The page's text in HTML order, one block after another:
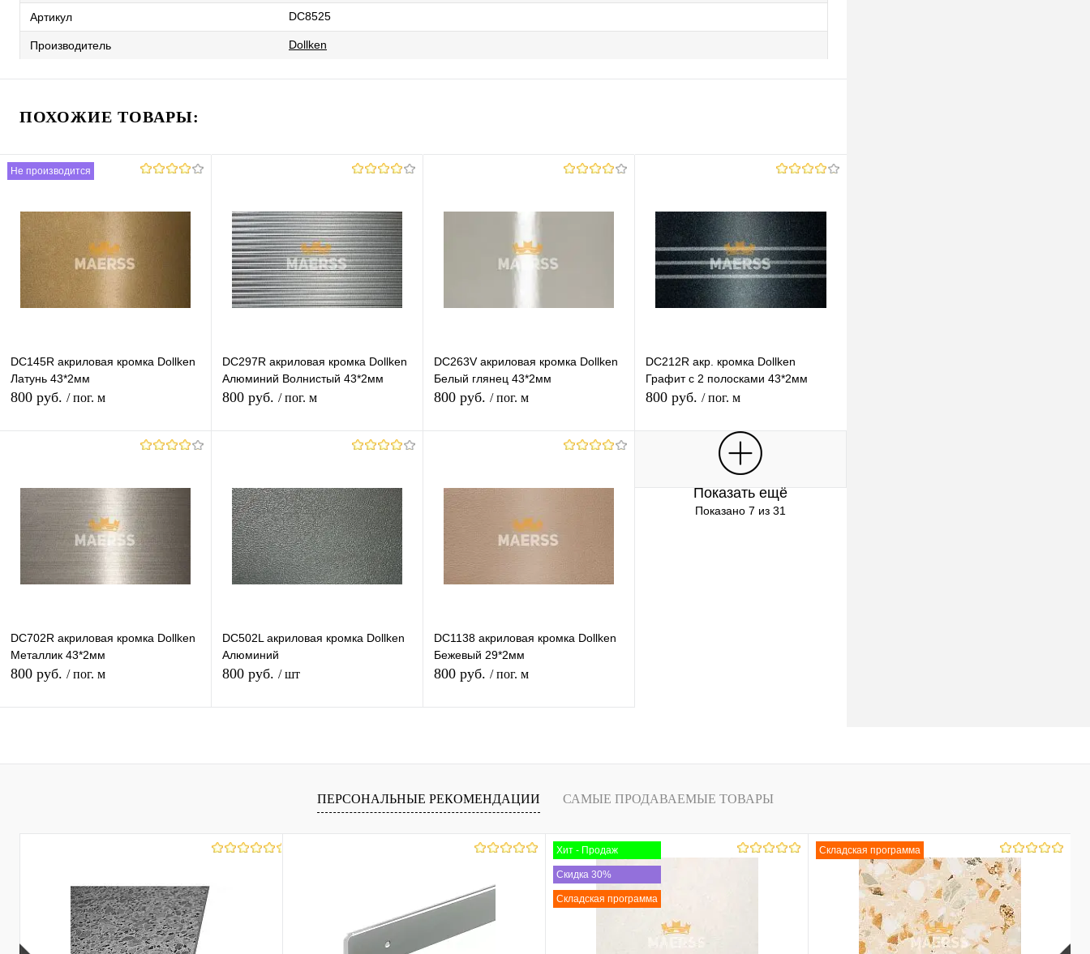
Артикул DC8525
Производитель Dollken
ПОХОЖИЕ ТОВАРЫ:
Не производится
DC145R акриловая кромка Dollken
Латунь 43*2мм
800 руб. / пог. м
Купить в 1 клик К сравнению
В избранное Под заказ
DC297R акриловая кромка Dollken
Алюминий Волнистый 43*2мм
800 руб. / пог. м
Купить в 1 клик К сравнению
В избранное Под заказ
DC263V акриловая кромка Dollken
Белый глянец 43*2мм
800 руб. / пог. м
В избранное
DC212R акр. кромка Dollken
Графит с 2 полосками 43*2мм
800 руб. / пог. м
В корзину
Купить в 1 клик К сравнению
DC702R акриловая кромка Dollken
Металлик 43*2мм
800 руб. / пог. м
DC502L акриловая кромка Dollken
Алюминий
800 руб. / шт
Под заказ
40mm 28mm
DC1138 акриловая кромка Dollken
Бежевый 29*2мм
800 руб. / пог. м
В избранное Под заказ
Показать ещё
Показано 7 из 31
ПЕРСОНАЛЬНЫЕ РЕКОМЕНДАЦИИ САМЫЕ ПРОДАВАЕМЫЕ ТОВАРЫ
Хит - Продаж
Скидка 30%
Складская программа
Складская программа